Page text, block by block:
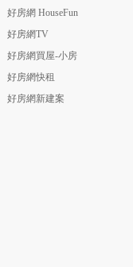
好房網 HouseFun
好房網TV
好房網買屋-小房
好房網快租
好房網新建案